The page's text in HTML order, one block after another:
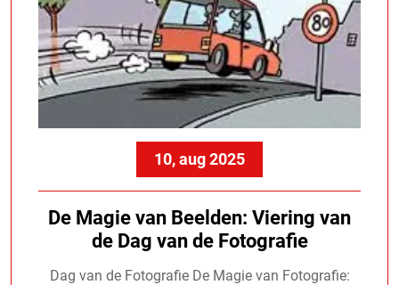
10, aug 2025
De Magie van Beelden: Viering van
de Dag van de Fotografie
Dag van de Fotografie De Magie van Fotografie: